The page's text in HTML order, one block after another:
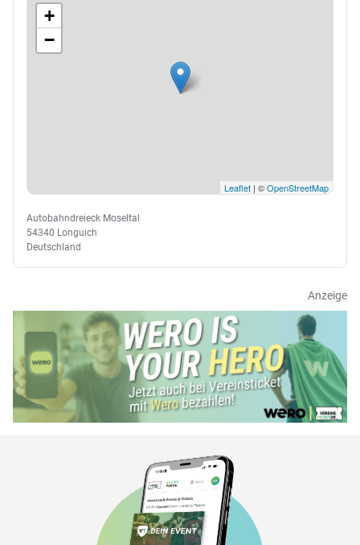
+
−
Leaflet | ©OpenStreetMap
Autobahndreieck Moseltal
54340 Longuich
Deutschland
Anzeige